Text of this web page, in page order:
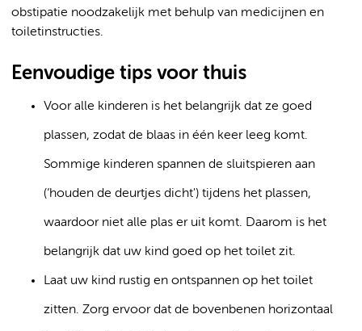
obstipatie noodzakelijk met behulp van medicijnen en
toiletinstructies.
Eenvoudige tips voor thuis
Voor alle kinderen is het belangrijk dat ze goed
plassen, zodat de blaas in één keer leeg komt.
Sommige kinderen spannen de sluitspieren aan
(‘houden de deurtjes dicht') tijdens het plassen,
waardoor niet alle plas er uit komt. Daarom is het
belangrijk dat uw kind goed op het toilet zit.
Laat uw kind rustig en ontspannen op het toilet
zitten. Zorg ervoor dat de bovenbenen horizontaal